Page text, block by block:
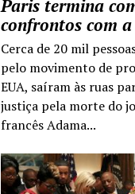
Paris termina
confrontos com
Cerca de 20 mil
pelo movimento de
EUA, saíram às ruas
justiça pela morte do
francês Adama...